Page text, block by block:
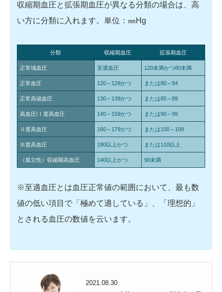
収縮期血圧と拡張期血圧が異なる分類の場合は、高
い方に分類に入れます。単位：㎜Hg
分類 収縮期血圧 拡張期血圧
正常域血圧 至適血圧 120未満かつ80未満
正常血圧 120～129かつ または80～84
正常高値血圧 130～139かつ または85～89
高血圧/Ⅰ度高血圧 140～159かつ または90～99
Ⅱ度高血圧 160～179かつ または100～109
Ⅲ度高血圧 180以上かつ または110以上
（孤立性）収縮期高血圧 140以上かつ 90未満
※至適血圧とは血圧正常値の範囲において、最も数
値の低い項目で「極めて適している」、「理想的」
とされる血圧の数値を云います。
2021.08.30